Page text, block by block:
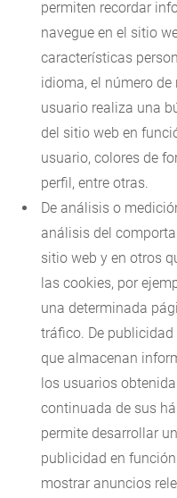
permiten recordar
navegue en el sitio
características
idioma, el número
usuario realiza una
del sitio web en
usuario, colores de
perfil, entre otras.
De análisis o
análisis del
sitio web y en otros
las cookies, por
una determinada
tráfico. De
que almacenan
los usuarios
continuada de sus
permite desarrollar
publicidad en
mostrar anuncios